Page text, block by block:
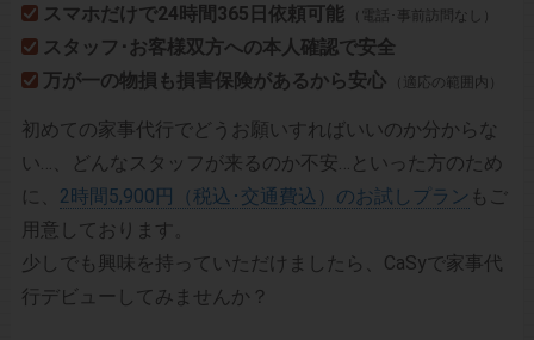
スマホだけで24時間365日依頼可能
（電話･事前訪問なし）
スタッフ･お客様双方への本人確認で安全
万が一の物損も損害保険があるから安心
（適応の範囲内）
初めての家事代行でどうお願いすればいいのか分からな
い…、どんなスタッフが来るのか不安…といった方のため
に、 2時間5,900円（税込･交通費込）のお試しプラン もご
用意しております。
少しでも興味を持っていただけましたら、CaSyで家事代
行デビューしてみませんか？